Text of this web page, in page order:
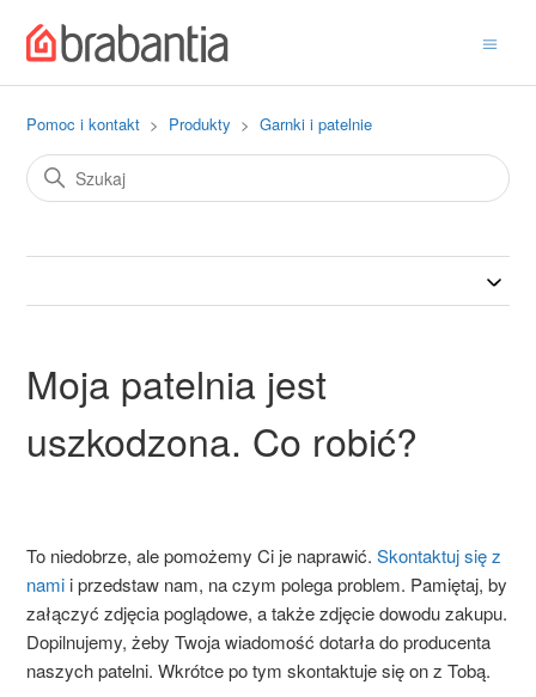
Pomoc i kontakt Produkty Garnki i patelnie
Moja patelnia jest
uszkodzona. Co robić?
To niedobrze, ale pomożemy Ci je naprawić.Skontaktuj się z
nami i przedstaw nam, na czym polega problem. Pamiętaj, by
załączyć zdjęcia poglądowe, a także zdjęcie dowodu zakupu.
Dopilnujemy, żeby Twoja wiadomość dotarła do producenta
naszych patelni. Wkrótce po tym skontaktuje się on z Tobą.